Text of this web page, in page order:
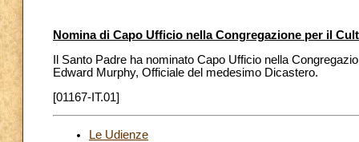
Nomina di Capo Ufficio nella Congregazione per il
Il Santo Padre ha nominato Capo Ufficio nella
Edward Murphy, Officiale del medesimo Dicastero.
[01167-IT.01]
Le Udienze